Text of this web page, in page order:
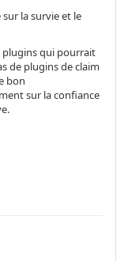
la survie et le
plugins qui pourrait
de plugins de claim
bon
sur la confiance